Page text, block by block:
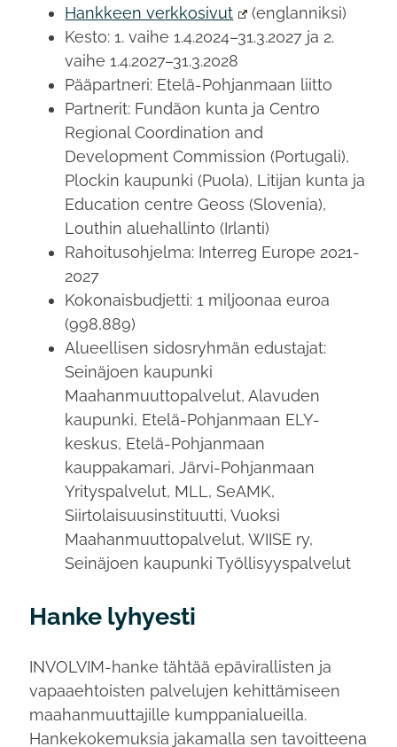
Hankkeen verkkosivut
(englanniksi)
Kesto: 1. vaihe 1.4.2024–31.3.2027 ja 2.
vaihe 1.4.2027–31.3.2028
Pääpartneri: Etelä-Pohjanmaan liitto
Partnerit: Fundãon kunta ja Centro
Regional Coordination and
Development Commission (Portugali),
Plockin kaupunki (Puola), Litijan kunta ja
Education centre Geoss (Slovenia),
Louthin aluehallinto (Irlanti)
Rahoitusohjelma: Interreg Europe 2021-
2027
Kokonaisbudjetti: 1 miljoonaa euroa
(998,889)
Alueellisen sidosryhmän edustajat:
Seinäjoen kaupunki
Maahanmuuttopalvelut, Alavuden
kaupunki, Etelä-Pohjanmaan ELY-
keskus, Etelä-Pohjanmaan
kauppakamari, Järvi-Pohjanmaan
Yrityspalvelut, MLL, SeAMK,
Siirtolaisuusinstituutti, Vuoksi
Maahanmuuttopalvelut, WIISE ry,
Seinäjoen kaupunki Työllisyyspalvelut
Hanke lyhyesti
INVOLVIM-hanke tähtää epävirallisten ja
vapaaehtoisten palvelujen kehittämiseen
maahanmuuttajille kumppanialueilla.
Hankekokemuksia jakamalla sen tavoitteena